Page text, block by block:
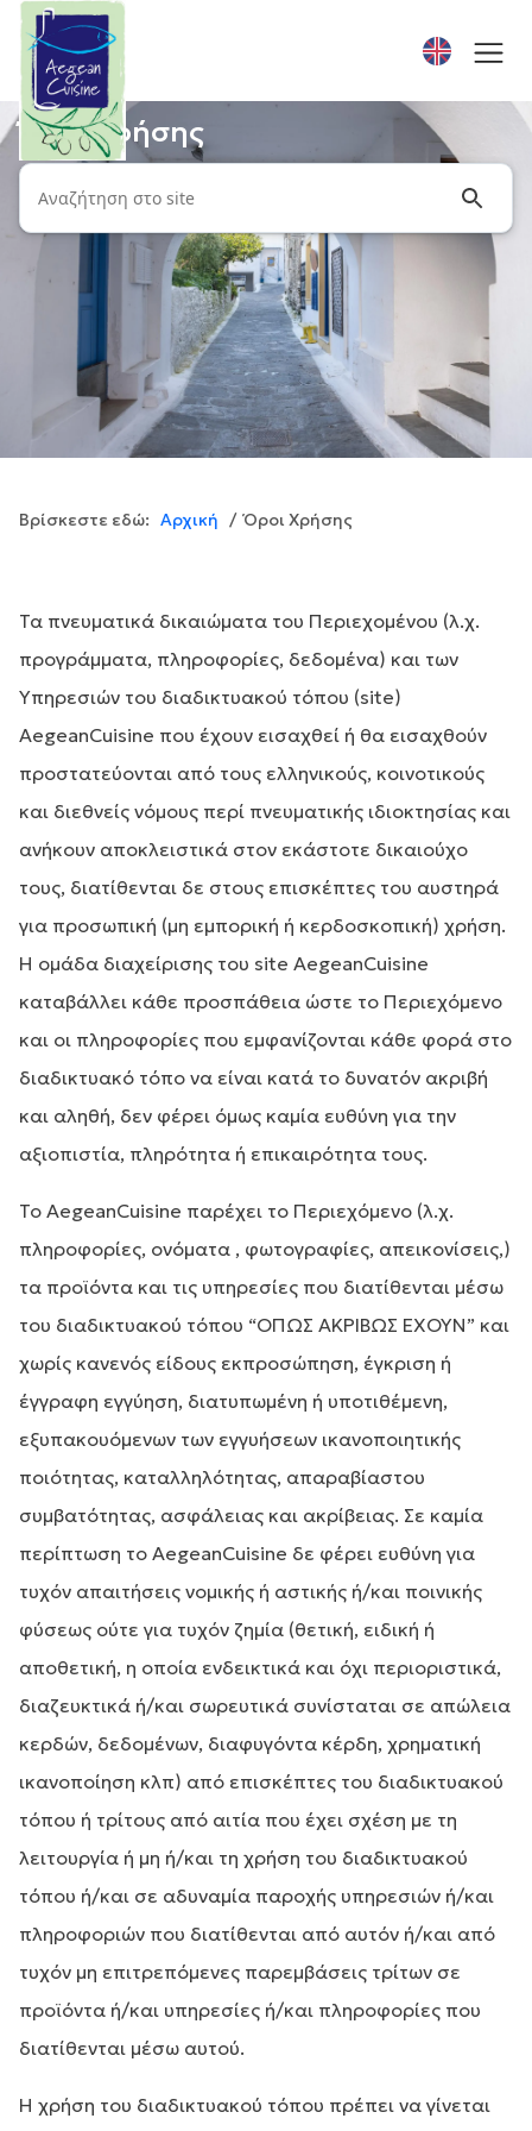
Όροι Χρήσης
Βρίσκεστε εδώ: Αρχική / Όροι Χρήσης
Τα πνευματικά δικαιώματα του Περιεχομένου (λ.χ.
προγράμματα, πληροφορίες, δεδομένα) και των
Υπηρεσιών του διαδικτυακού τόπου (site)
AegeanCuisine που έχουν εισαχθεί ή θα εισαχθούν
προστατεύονται από τους ελληνικούς, κοινοτικούς
και διεθνείς νόμους περί πνευματικής ιδιοκτησίας και
ανήκουν αποκλειστικά στον εκάστοτε δικαιούχο
τους, διατίθενται δε στους επισκέπτες του αυστηρά
για προσωπική (μη εμπορική ή κερδοσκοπική) χρήση.
Η ομάδα διαχείρισης του site AegeanCuisine
καταβάλλει κάθε προσπάθεια ώστε το Περιεχόμενο
και οι πληροφορίες που εμφανίζονται κάθε φορά στο
διαδικτυακό τόπο να είναι κατά το δυνατόν ακριβή
και αληθή, δεν φέρει όμως καμία ευθύνη για την
αξιοπιστία, πληρότητα ή επικαιρότητα τους.
To AegeanCuisine παρέχει το Περιεχόμενο (λ.χ.
πληροφορίες, ονόματα , φωτογραφίες, απεικονίσεις,)
τα προϊόντα και τις υπηρεσίες που διατίθενται μέσω
του διαδικτυακού τόπου “ΌΠΩΣ ΑΚΡΙΒΩΣ ΈΧΟΥΝ” και
χωρίς κανενός είδους εκπροσώπηση, έγκριση ή
έγγραφη εγγύηση, διατυπωμένη ή υποτιθέμενη,
εξυπακουόμενων των εγγυήσεων ικανοποιητικής
ποιότητας, καταλληλότητας, απαραβίαστου
συμβατότητας, ασφάλειας και ακρίβειας. Σε καμία
περίπτωση το AegeanCuisine δε φέρει ευθύνη για
τυχόν απαιτήσεις νομικής ή αστικής ή/και ποινικής
φύσεως ούτε για τυχόν ζημία (θετική, ειδική ή
αποθετική, η οποία ενδεικτικά και όχι περιοριστικά,
διαζευκτικά ή/και σωρευτικά συνίσταται σε απώλεια
κερδών, δεδομένων, διαφυγόντα κέρδη, χρηματική
ικανοποίηση κλπ) από επισκέπτες του διαδικτυακού
τόπου ή τρίτους από αιτία που έχει σχέση με τη
λειτουργία ή μη ή/και τη χρήση του διαδικτυακού
τόπου ή/και σε αδυναμία παροχής υπηρεσιών ή/και
πληροφοριών που διατίθενται από αυτόν ή/και από
τυχόν μη επιτρεπόμενες παρεμβάσεις τρίτων σε
προϊόντα ή/και υπηρεσίες ή/και πληροφορίες που
διατίθενται μέσω αυτού.
Η χρήση του διαδικτυακού τόπου πρέπει να γίνεται